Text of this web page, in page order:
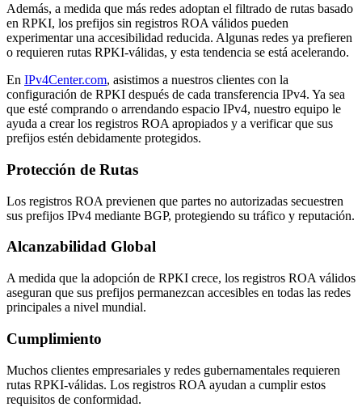
Además, a medida que más redes adoptan el filtrado de rutas basado
en RPKI, los prefijos sin registros ROA válidos pueden
experimentar una accesibilidad reducida. Algunas redes ya prefieren
o requieren rutas RPKI-válidas, y esta tendencia se está acelerando.
En IPv4Center.com, asistimos a nuestros clientes con la
configuración de RPKI después de cada transferencia IPv4. Ya sea
que esté comprando o arrendando espacio IPv4, nuestro equipo le
ayuda a crear los registros ROA apropiados y a verificar que sus
prefijos estén debidamente protegidos.
Protección de Rutas
Los registros ROA previenen que partes no autorizadas secuestren
sus prefijos IPv4 mediante BGP, protegiendo su tráfico y reputación.
Alcanzabilidad Global
A medida que la adopción de RPKI crece, los registros ROA válidos
aseguran que sus prefijos permanezcan accesibles en todas las redes
principales a nivel mundial.
Cumplimiento
Muchos clientes empresariales y redes gubernamentales requieren
rutas RPKI-válidas. Los registros ROA ayudan a cumplir estos
requisitos de conformidad.